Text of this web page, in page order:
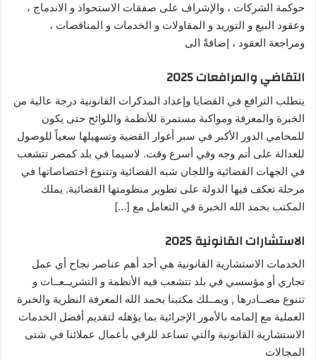
حوكمة الشركات ، والإشراف على صفقات الاستحواذ و الاندماج ،
وعقود البيع و التوريد و المقاولات و الخدمات و المناقصات ،
ومراجعة العقود ، إضافةً الى
التقاضي والمرافعات 2025
يتطلب الترافع في القضايا وإعداد المذكرات القانونية درجة عالية من
الخبرة والمعرفة ومواكبة مستمرة للأنظمة واللوائح حتى يكون
للمحامي الدور الأكبر في سبر أغوار القضية وتسهيلها سعياً للوصول
للعدالة على أتم وجه وفي أسرع وقت. لاسيما في بلد كمصر تتشعب
في الجهات القضائية واللجان شبه القضائية وتتنوع اختصاصاتها في
مرحلة تعكف فيها الدولة على تطوير منظومتها القضائية. يملك
المكتب بحمد الله الخبرة في التعامل مع […]
الاستشارات القانونية 2025
الخدمات الاستشارية القانونية هي أحد أهم عناصر نجاح أي عمل
تجاري أو مؤسسي في بلد تتشعب فيه الأنظمة و التشريــعــات و
تتنوع مصــادرها , ويمــلك مكتبنا بحمد الله المعرفة النظرية والخبرة
العملية مع إلمامه بالأمور الإجرائية بما يؤهله لتقديم أفضل الخدمات
الاستشارية القانونية والتي تساعد للرقي بأعمال عملائنا في شتى
المجالات